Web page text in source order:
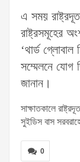
এ সময়
রাষ্ট্রসমূহের
‘থার্ড
সম্মেলনে যোগ
জানান।
সাক্ষাতকালে
সুইডিস বাস
0